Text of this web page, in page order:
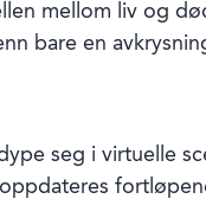
mellom liv og
bare en
seg i virtuelle